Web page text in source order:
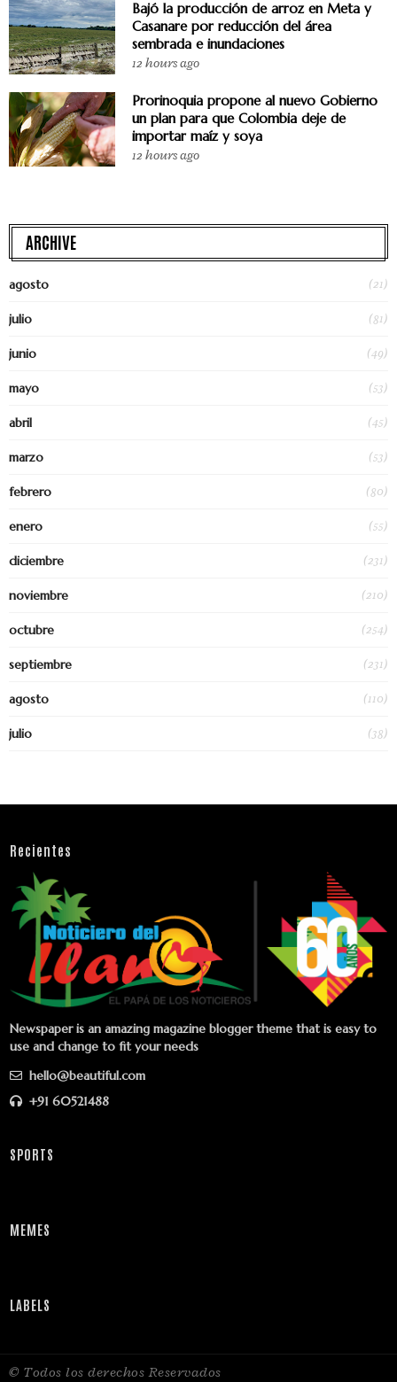
Bajó la producción de arroz en Meta y
Casanare por reducción del área
sembrada e inundaciones
12 hours ago
Prorinoquia propone al nuevo Gobierno
un plan para que Colombia deje de
importar maíz y soya
12 hours ago
ARCHIVE
agosto (21)
julio (81)
junio (49)
mayo (53)
abril (45)
marzo (53)
febrero (80)
enero (55)
diciembre (231)
noviembre (210)
octubre (254)
septiembre (231)
agosto (110)
julio (38)
Recientes
Newspaper is an amazing magazine blogger theme that is easy to
use and change to fit your needs
hello@beautiful.com
+91 60521488
SPORTS
MEMES
LABELS
© Todos los derechos Reservados